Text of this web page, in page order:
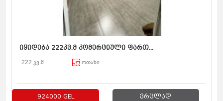
იყიდება 222კვ.მ კომერციული ფართ...
222 კვ.მ ოთახი
924000 GEL ვრცლად